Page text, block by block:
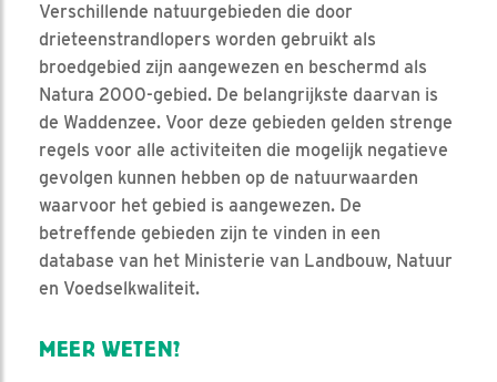
Verschillende natuurgebieden die door
drieteenstrandlopers worden gebruikt als
broedgebied zijn aangewezen en beschermd als
Natura 2000-gebied. De belangrijkste daarvan is
de Waddenzee. Voor deze gebieden gelden strenge
regels voor alle activiteiten die mogelijk negatieve
gevolgen kunnen hebben op de natuurwaarden
waarvoor het gebied is aangewezen. De
betreffende gebieden zijn te vinden in een
database van het Ministerie van Landbouw, Natuur
en Voedselkwaliteit.
MEER WETEN?